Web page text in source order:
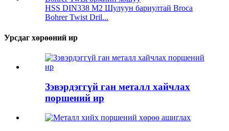
HSS DIN338 M2 Шулуун бариултай Broca
Bohrer Twist Dril...
Урсдаг хөрөөний ир
Зэвэрдэггүй ган металл хайчлах
поршений ир